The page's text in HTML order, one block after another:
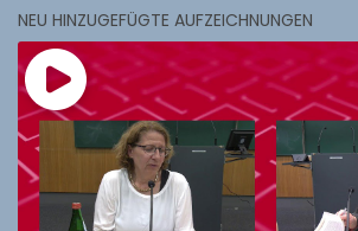
NEU HINZUGEFÜGTE AUFZEICHNUNGEN